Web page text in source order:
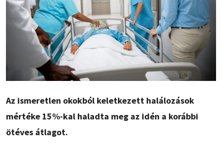
Az ismeretlen okokból keletkezett halálozások
mértéke 15%-kal haladta meg az idén a korábbi
ötéves átlagot.